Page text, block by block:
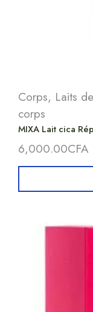
Corps, Laits
corps
MIXA Lait cica
6,000.00CFA